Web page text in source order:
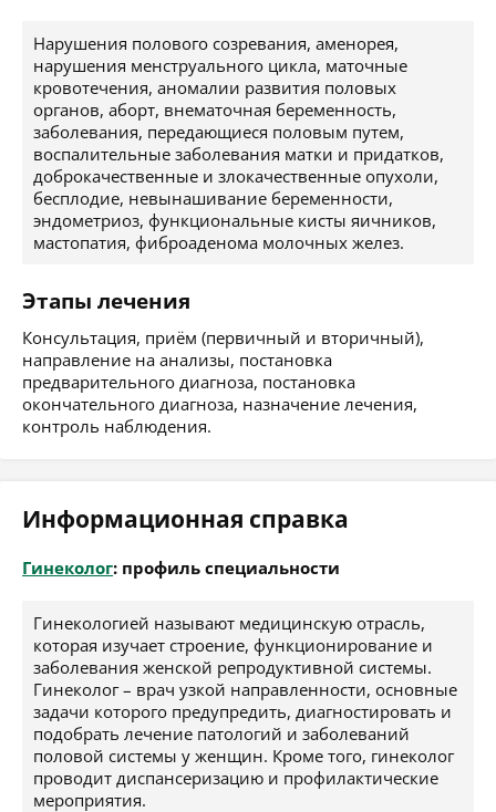
Нарушения полового созревания, аменорея,
нарушения менструального цикла, маточные
кровотечения, аномалии развития половых
органов, аборт, внематочная беременность,
заболевания, передающиеся половым путем,
воспалительные заболевания матки и придатков,
доброкачественные и злокачественные опухоли,
бесплодие, невынашивание беременности,
эндометриоз, функциональные кисты яичников,
мастопатия, фиброаденома молочных желез.
Этапы лечения
Консультация, приём (первичный и вторичный),
направление на анализы, постановка
предварительного диагноза, постановка
окончательного диагноза, назначение лечения,
контроль наблюдения.
Информационная справка
Гинеколог: профиль специальности
Гинекологией называют медицинскую отрасль,
которая изучает строение, функционирование и
заболевания женской репродуктивной системы.
Гинеколог – врач узкой направленности, основные
задачи которого предупредить, диагностировать и
подобрать лечение патологий и заболеваний
половой системы у женщин. Кроме того, гинеколог
проводит диспансеризацию и профилактические
мероприятия.